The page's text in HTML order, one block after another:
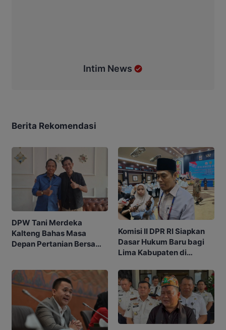
Intim News
Berita Rekomendasi
DPW Tani Merdeka
Kalteng Bahas Masa
Depan Pertanian Bersama
Komisi II DPR RI Siapkan
Dasar Hukum Baru bagi
Lima Kabupaten di